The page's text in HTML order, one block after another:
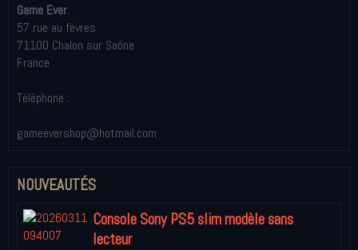
Game Ever
57 rue au fèvres
71100 Chalon sur Saône
France
Téléphone :
gameevershop@hotmail.com
NOUVEAUTÉS
Console Sony PS5 slim modèle sans
lecteur